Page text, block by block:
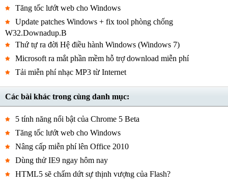
Tăng tốc lướt web cho Windows
Update patches Windows + fix tool phòng chống
W32.Downadup.B
Thứ tự ra đời Hệ điều hành Windows (Windows 7)
Microsoft ra mắt phần mềm hỗ trợ download miễn phí
Tải miễn phí nhạc MP3 từ Internet
Các bài khác trong cùng danh mục:
5 tính năng nổi bật của Chrome 5 Beta
Tăng tốc lướt web cho Windows
Nâng cấp miễn phí lên Office 2010
Dùng thử IE9 ngay hôm nay
HTML5 sẽ chấm dứt sự thịnh vượng của Flash?